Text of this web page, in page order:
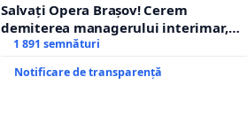
Salvați Opera Brașov! Cerem
demiterea managerului interimar,
Petrean Lucian-Marius!
1 891 semnături
Notificare de transparență